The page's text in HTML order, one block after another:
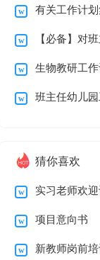
研组工作总结
有关工作计
锦六篇【必备】对
任的工作计划集
篇
生物教研工
划 班主任幼儿园
猜你喜欢
实习老师欢迎
项目意向书
新教师岗前培